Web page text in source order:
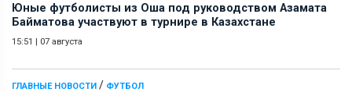
Юные футболисты из Оша под руководством Азамата
Байматова участвуют в турнире в Казахстане
15:51 | 07 августа
ГЛАВНЫЕ НОВОСТИ / ФУТБОЛ